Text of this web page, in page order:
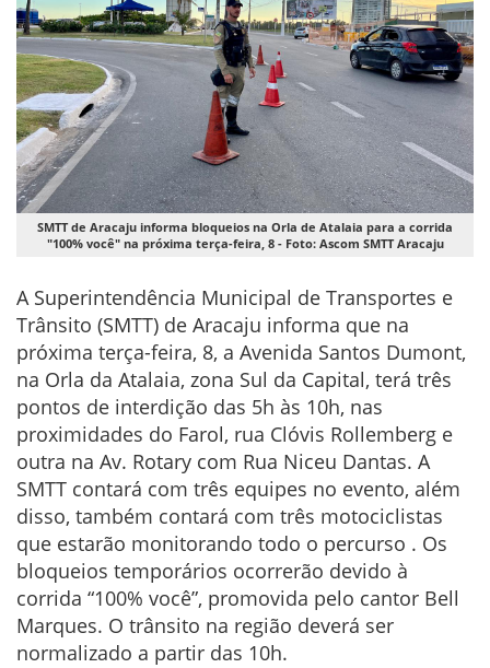
SMTT de Aracaju informa bloqueios na Orla de Atalaia para a corrida
"100% você" na próxima terça-feira, 8 - Foto: Ascom SMTT Aracaju
A Superintendência Municipal de Transportes e
Trânsito (SMTT) de Aracaju informa que na
próxima terça-feira, 8, a Avenida Santos Dumont,
na Orla da Atalaia, zona Sul da Capital, terá três
pontos de interdição das 5h às 10h, nas
proximidades do Farol, rua Clóvis Rollemberg e
outra na Av. Rotary com Rua Niceu Dantas. A
SMTT contará com três equipes no evento, além
disso, também contará com três motociclistas
que estarão monitorando todo o percurso . Os
bloqueios temporários ocorrerão devido à
corrida “100% você”, promovida pelo cantor Bell
Marques. O trânsito na região deverá ser
normalizado a partir das 10h.